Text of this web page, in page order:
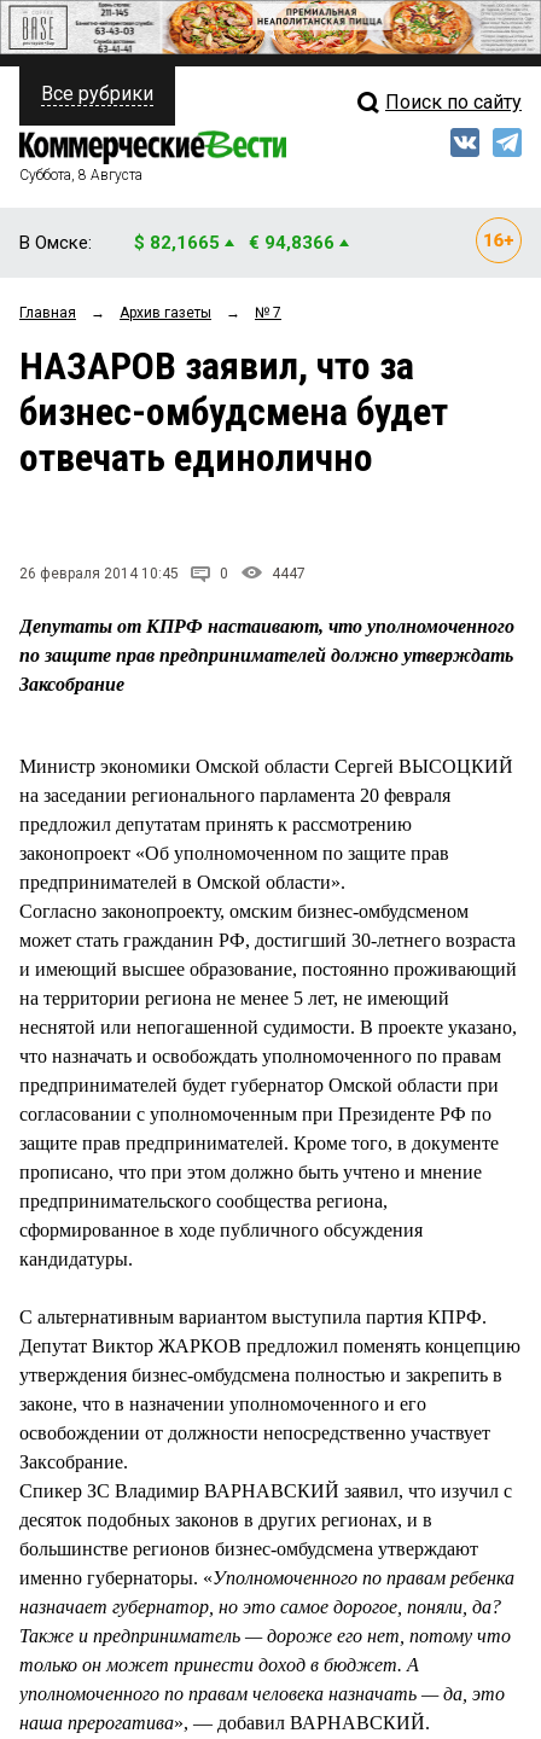
ПОЛИТИКА
ФИНАНСЫ
ОБЩЕСТВО
ЗАКОН
НОВОСТИ КОМПАНИЙ
Свежий выпуск
Рейтинги
Блоги
Архив
Все рубрики Поиск по сайту
Суббота, 8 Августа
В Омске: $ 82,1665 € 94,8366
Главная → Архив газеты → № 7
НАЗАРОВ заявил, что за
бизнес-омбудсмена будет
отвечать единолично
26 февраля 2014 10:45 0 4447
Депутаты от КПРФ настаивают, что уполномоченного
по защите прав предпринимателей должно утверждать
Заксобрание
Министр экономики Омской области Сергей ВЫСОЦКИЙ
на заседании регионального парламента 20 февраля
предложил депутатам принять к рассмотрению
законопроект «Об уполномоченном по защите прав
предпринимателей в Омской области».
Согласно законопроекту, омским бизнес-омбудсменом
может стать гражданин РФ, достигший 30-летнего возраста
и имеющий высшее образование, постоянно проживающий
на территории региона не менее 5 лет, не имеющий
неснятой или непогашенной судимости. В проекте указано,
что назначать и освобождать уполномоченного по правам
предпринимателей будет губернатор Омской области при
согласовании с уполномоченным при Президенте РФ по
защите прав предпринимателей. Кроме того, в документе
прописано, что при этом должно быть учтено и мнение
предпринимательского сообщества региона,
сформированное в ходе публичного обсуждения
кандидатуры.
С альтернативным вариантом выступила партия КПРФ.
Депутат Виктор ЖАРКОВ предложил поменять концепцию
утверждения бизнес-омбудсмена полностью и закрепить в
законе, что в назначении уполномоченного и его
освобождении от должности непосредственно участвует
Заксобрание.
Спикер ЗС Владимир ВАРНАВСКИЙ заявил, что изучил с
десяток подобных законов в других регионах, и в
большинстве регионов бизнес-омбудсмена утверждают
именно губернаторы. «Уполномоченного по правам ребенка
назначает губернатор, но это самое дорогое, поняли, да?
Также и предприниматель — дороже его нет, потому что
только он может принести доход в бюджет. А
уполномоченного по правам человека назначать — да, это
наша прерогатива», — добавил ВАРНАВСКИЙ.